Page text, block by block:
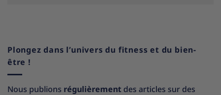
Plongez dans l’univers du fitness et du bien-
être !
Nous publions régulièrement des articles sur des